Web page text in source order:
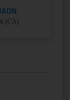
(CA)